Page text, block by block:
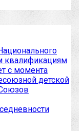
квалификациям
с момента
детской